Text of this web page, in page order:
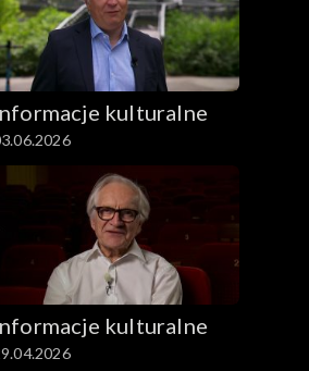
kulturalne
kulturalne